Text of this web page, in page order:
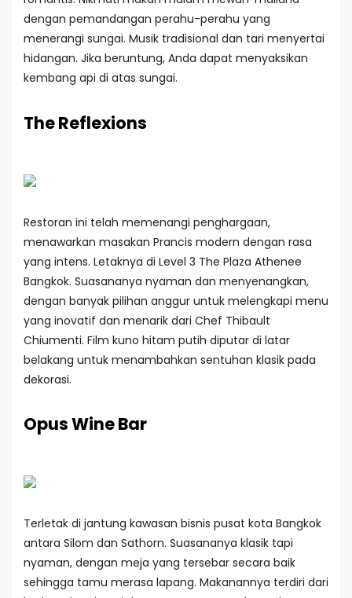
dengan pemandangan perahu-perahu yang
menerangi sungai. Musik tradisional dan tari menyertai
hidangan. Jika beruntung, Anda dapat menyaksikan
kembang api di atas sungai.
The Reflexions
Restoran ini telah memenangi penghargaan,
menawarkan masakan Prancis modern dengan rasa
yang intens. Letaknya di Level 3 The Plaza Athenee
Bangkok. Suasananya nyaman dan menyenangkan,
dengan banyak pilihan anggur untuk melengkapi menu
yang inovatif dan menarik dari Chef Thibault
Chiumenti. Film kuno hitam putih diputar di latar
belakang untuk menambahkan sentuhan klasik pada
dekorasi.
Opus Wine Bar
Terletak di jantung kawasan bisnis pusat kota Bangkok
antara Silom dan Sathorn. Suasananya klasik tapi
nyaman, dengan meja yang tersebar secara baik
sehingga tamu merasa lapang. Makanannya terdiri dari